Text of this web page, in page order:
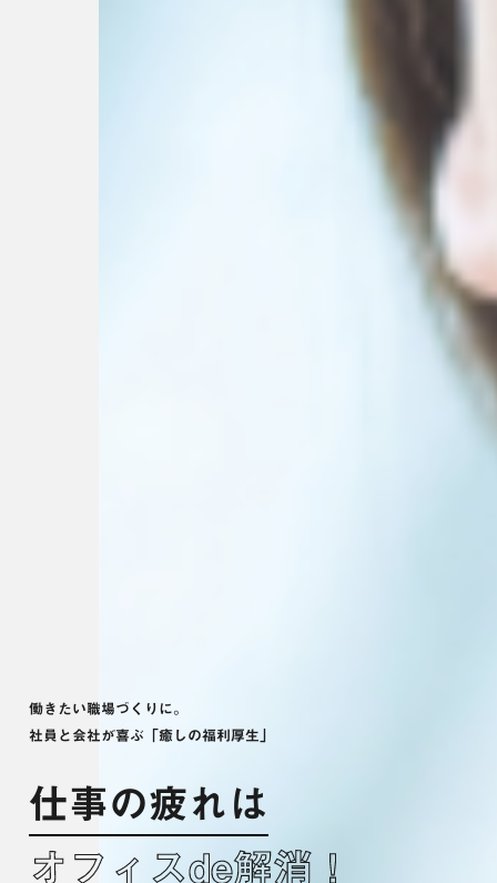
働きたい職場づくりに。
社員と会社が喜ぶ「癒しの福利厚生」
仕事の疲れは
オフィスde解消！